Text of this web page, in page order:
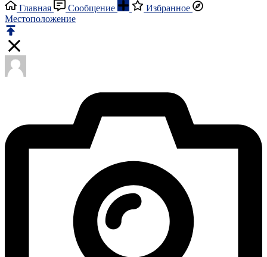
Главная
Сообщение
Избранное
Местоположение